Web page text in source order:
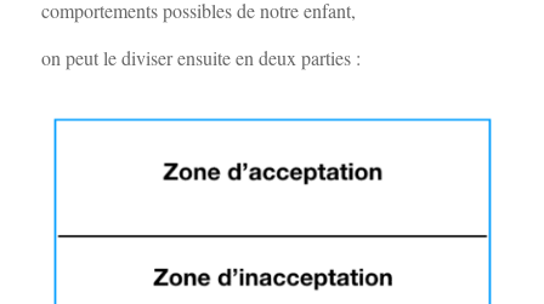
comportements possibles de notre enfant,
on peut le diviser ensuite en deux parties :